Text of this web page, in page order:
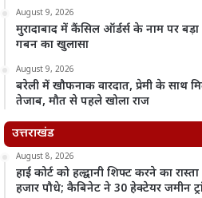
August 9, 2026
मुरादाबाद में कैंसिल ऑर्डर्स के नाम पर
गबन का खुलासा
August 9, 2026
बरेली में खौफनाक वारदात, प्रेमी के साथ
तेजाब, मौत से पहले खोला राज
उत्तराखंड
August 8, 2026
हाई कोर्ट को हल्द्वानी शिफ्ट करने का
हजार पौधे; कैबिनेट ने 30 हेक्टेयर जमीन